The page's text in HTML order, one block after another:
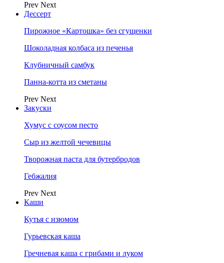
Prev Next
Дессерт
Пирожное «Картошка» без сгущенки
Шоколадная колбаса из печенья
Клубничный самбук
Панна-котта из сметаны
Prev Next
Закуски
Хумус с соусом песто
Сыр из желтой чечевицы
Творожная паста для бутербродов
Гебжалия
Prev Next
Каши
Кутья с изюмом
Гурьевская каша
Гречневая каша с грибами и луком